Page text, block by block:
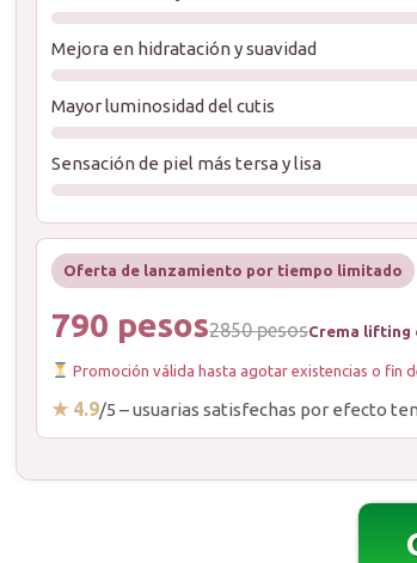
Mejora en hidratación y suavidad
Mayor luminosidad del cutis
Sensación de piel más tersa y lisa
Oferta de lanzamiento por tiempo limitado
790 pesos2850 pesosCrema lifting
Promoción válida hasta agotar existencias o fin
★ 4.9/5 – usuarias satisfechas por efecto